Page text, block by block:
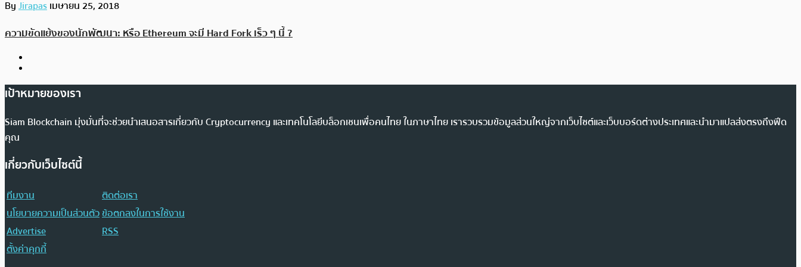
ByJirapasเมษายน 25, 2018
ความขัดแย้งของนักพัฒนา: หรือ Ethereum จะมี Hard Fork เร็ว ๆ นี้ ?
เป้าหมายของเรา
Siam Blockchain มุ่งมั่นที่จะช่วยนำเสนอสารเกี่ยวกับ Cryptocurrency และเทคโนโลยีบล็อกเชนเพื่อคนไทย ในภาษาไทย เรารวบรวมข้อมูลส่วนใหญ่จากเว็บไซต์และเว็บบอร์ดต่างประเทศและนำมาแปลส่งตรงถึงฟีด
คุณ
เกี่ยวกับเว็บไซต์นี้
ทีมงาน
ติดต่อเรา
นโยบายความเป็นส่วนตัวข้อตกลงในการใช้งาน
Advertise
RSS
ตั้งค่าคุกกี้